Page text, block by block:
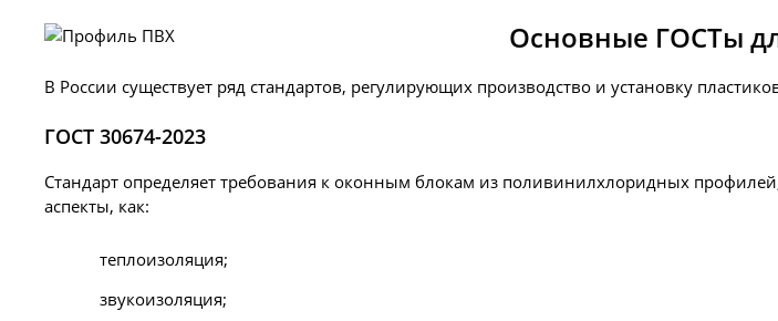
Основные ГОСТы
В России существует ряд стандартов, регулирующих производство и установку
ГОСТ 30674-2023
Стандарт определяет требования к оконным блокам из поливинилхлоридных
аспекты, как:
теплоизоляция;
звукоизоляция;